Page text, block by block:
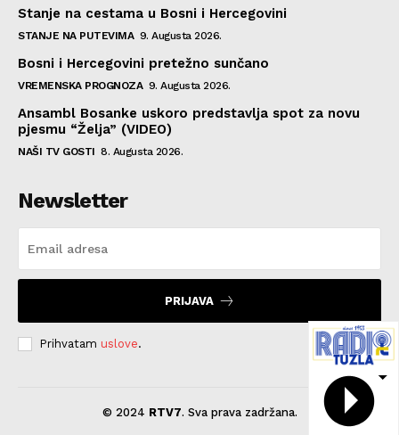
Stanje na cestama u Bosni i Hercegovini
STANJE NA PUTEVIMA 9. Augusta 2026.
Bosni i Hercegovini pretežno sunčano
VREMENSKA PROGNOZA 9. Augusta 2026.
Ansambl Bosanke uskoro predstavlja spot za novu
pjesmu “Želja” (VIDEO)
NAŠI TV GOSTI 8. Augusta 2026.
Newsletter
PRIJAVA
Prihvatam uslove.
© 2024 RTV7. Sva prava zadržana.